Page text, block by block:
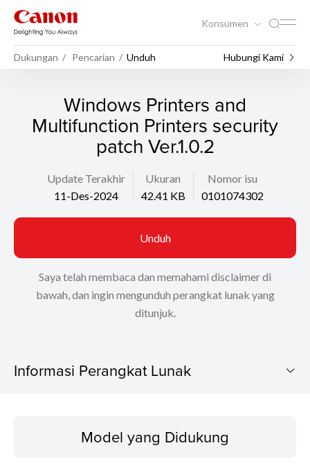
Konsumen
Dukungan Pencarian Unduh Hubungi Kami
Windows Printers and
Multifunction Printers security
patch Ver.1.0.2
Update Terakhir
11-Des-2024
Ukuran
42.41 KB
Nomor isu
0101074302
Unduh
Saya telah membaca dan memahami disclaimer di
bawah, dan ingin mengunduh perangkat lunak yang
ditunjuk.
Informasi Perangkat Lunak
Sistem OperasiModel yang Didukung